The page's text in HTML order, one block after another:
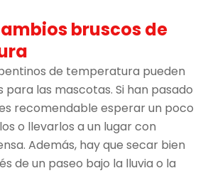
bruscos de
de temperatura pueden
para las mascotas. Si han pasado
recomendable esperar un poco
o llevarlos a un lugar con
Además, hay que secar bien
de un paseo bajo la lluvia o la